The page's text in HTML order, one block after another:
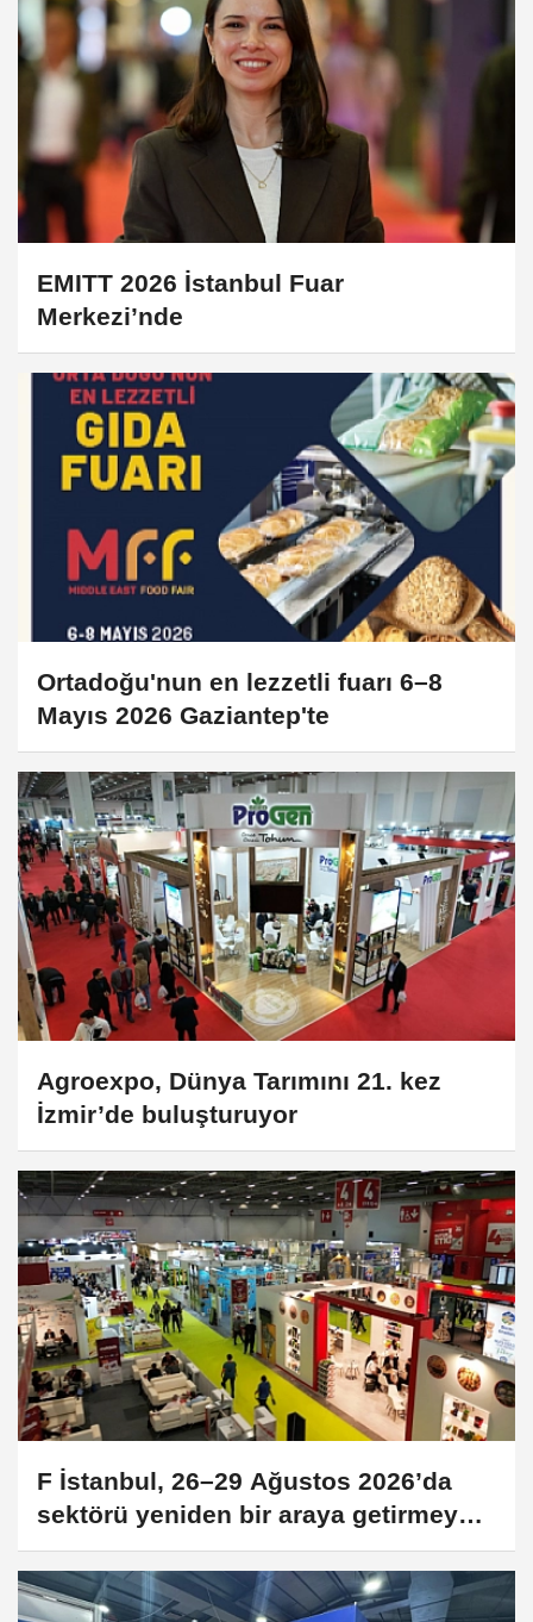
EMITT 2026 İstanbul Fuar
Merkezi’nde
Ortadoğu'nun en lezzetli fuarı 6–8
Mayıs 2026 Gaziantep'te
Agroexpo, Dünya Tarımını 21. kez
İzmir’de buluşturuyor
F İstanbul, 26–29 Ağustos 2026’da
sektörü yeniden bir araya getirmeye
hazırlanıyor